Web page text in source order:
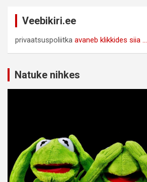
Veebikiri.ee
privaatsuspoliitka avaneb klikkides siia ...
Natuke nihkes